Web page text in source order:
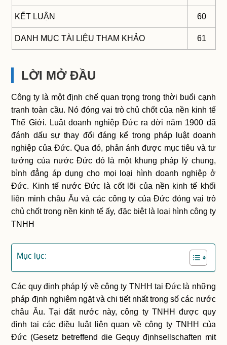
KẾT LUẬN 60
DANH MỤC TÀI LIỆU THAM KHẢO 61
LỜI MỞ ĐẦU
Công ty là một định chế quan trọng trong thời buổi cạnh
tranh toàn cầu. Nó đóng vai trò chủ chốt của nền kinh tế
Thế Giới. Luật doanh nghiệp Đức ra đời năm 1900 đã
đánh dấu sự thay đổi đáng kể trong pháp luật doanh
nghiệp của Đức. Qua đó, phản ánh được mục tiêu và tư
tưởng của nước Đức đó là một khung pháp lý chung,
bình đẳng áp dụng cho mọi loại hình doanh nghiệp ở
Đức. Kinh tế nước Đức là cốt lõi của nền kinh tế khối
liên minh châu Âu và các công ty của Đức đóng vai trò
chủ chốt trong nền kinh tế ấy, đặc biệt là loại hình công ty
TNHH
Mục lục:
Các quy định pháp lý về công ty TNHH tại Đức là những
pháp định nghiêm ngặt và chi tiết nhất trong số các nước
châu Âu. Tại đất nước này, công ty TNHH được quy
định tại các điều luật liên quan về công ty TNHH của
Đức (Gesetz betreffend die Gequy địnhsellschaften mit